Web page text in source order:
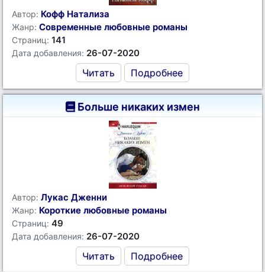
Автор: Кофф Натализа
Жанр: Современные любовные романы
Страниц: 141
Дата добавления: 26-07-2020
Читать Подробнее
Больше никаких измен
Автор: Лукас Дженни
Жанр: Короткие любовные романы
Страниц: 49
Дата добавления: 26-07-2020
Читать Подробнее